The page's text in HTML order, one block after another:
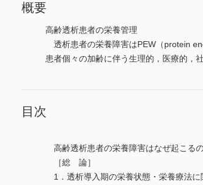
概要
高齢透析患者の栄養管理
透析患者の栄養障害はPEW（protein
患者個々の加齢に伴う生理的，医療的，
目次
高齢透析患者の栄養障害はなぜ起こる
［総 論］
1．透析導入期の栄養状態・栄養療法に